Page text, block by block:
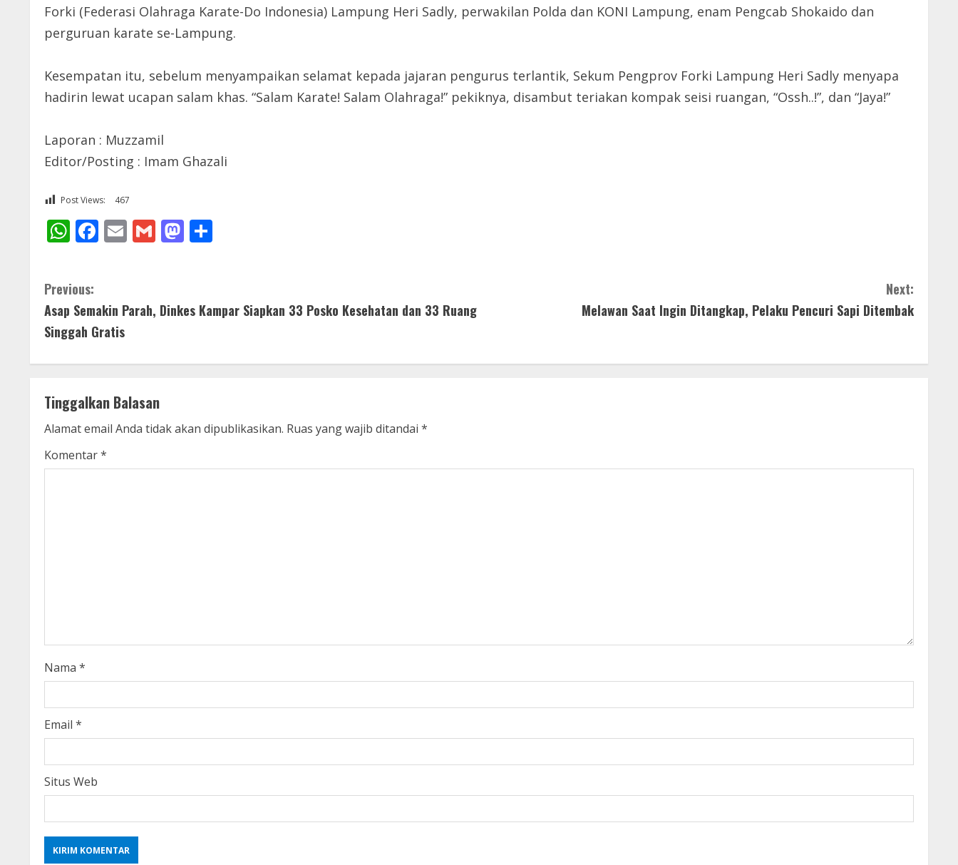
Forki (Federasi Olahraga Karate-Do Indonesia) Lampung Heri Sadly, perwakilan Polda dan KONI Lampung, enam Pengcab Shokaido dan
perguruan karate se-Lampung.
Kesempatan itu, sebelum menyampaikan selamat kepada jajaran pengurus terlantik, Sekum Pengprov Forki Lampung Heri Sadly menyapa
hadirin lewat ucapan salam khas. “Salam Karate! Salam Olahraga!” pekiknya, disambut teriakan kompak seisi ruangan, “Ossh..!”, dan “Jaya!”
Laporan : Muzzamil
Editor/Posting : Imam Ghazali
Post Views: 467
WhatsApp
Facebook
EmailGmailMastodon
C
o
i
n
u
i
n
g
Previous:
Asap Semakin Parah, Dinkes Kampar Siapkan 33 Posko Kesehatan dan 33 Ruang
Singgah Gratis
Next:
Melawan Saat Ingin Ditangkap, Pelaku Pencuri Sapi Ditembak
Tinggalkan Balasan
Alamat email Anda tidak akan dipublikasikan. Ruas yang wajib ditandai *
Komentar*
Nama *
Email *
Situs Web